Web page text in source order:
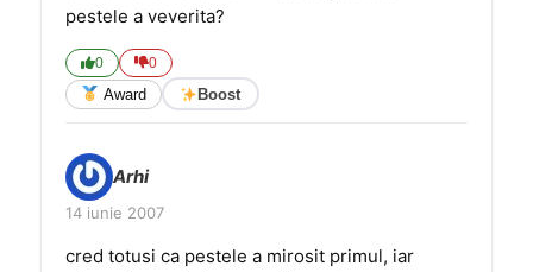
pestele a veverita?
0 0
Award Boost
Arhi
14 iunie 2007
cred totusi ca pestele a mirosit primul, iar